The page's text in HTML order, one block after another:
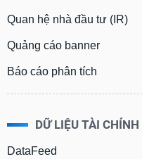
Quan hệ nhà đầu tư (IR)
Quảng cáo banner
Báo cáo phân tích
DỮ LIỆU TÀI CHÍNH
DataFeed